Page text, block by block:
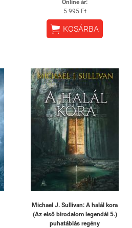
Online ár:
5 995 Ft
 KOSÁRBA
Michael J. Sullivan: A halál kora
(Az első birodalom legendái 5.)
puhatáblás regény